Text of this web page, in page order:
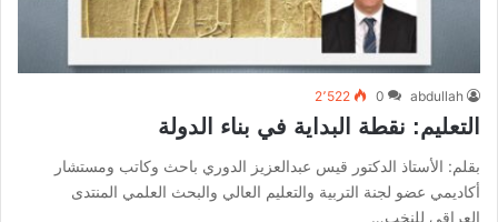
abdullah
0 2٬522
التعليم: نقطة البداية في بناء الدولة
بقلم: الأستاذ الدكتور قيس عبدالعزيز الدوري باحث وكاتب ومستشار
أكاديمي عضو لجنة التربية والتعليم العالي والبحث العلمي المنتدى
العراقي للنخب…